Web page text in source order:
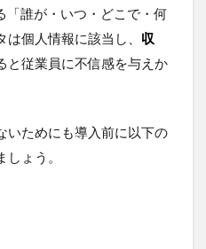
「誰が・いつ・どこで・何
個人情報に該当し、 収
と従業員に不信感を与えか
いためにも導入前に以下の
ょう。